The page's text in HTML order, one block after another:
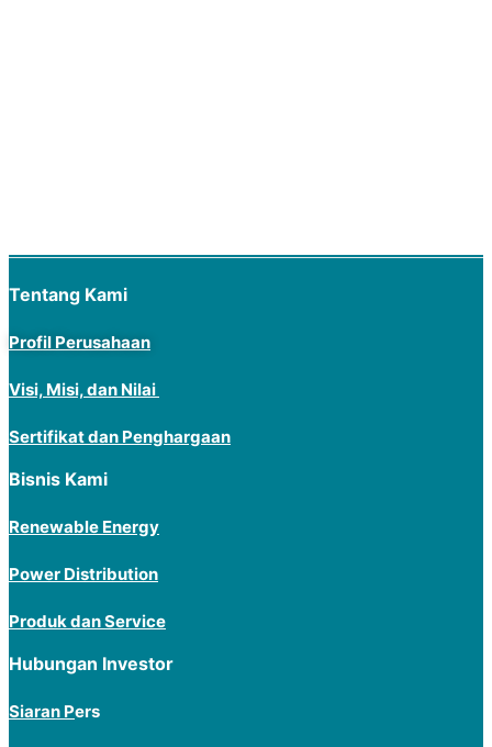
Tentang Kami
Profil Perusahaan
Visi, Misi, dan Nilai
Sertifikat dan Penghargaan
Bisnis Kami
Renewable Energy
Power Distribution
Produk dan Service
Hubungan Investor
Siaran Pers